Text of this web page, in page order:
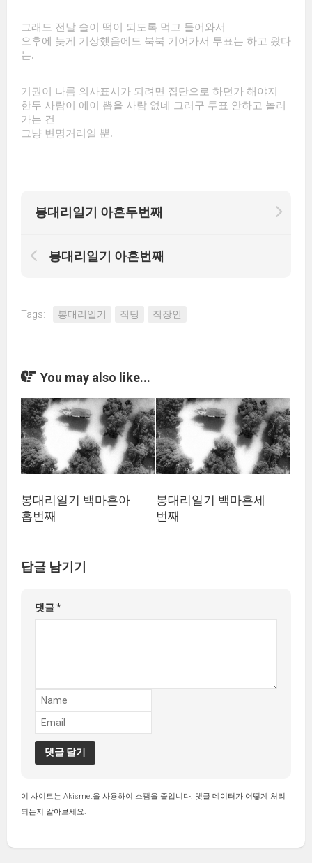
그래도 전날 술이 떡이 되도록 먹고 들어와서
오후에 늦게 기상했음에도 북북 기어가서 투표는 하고 왔다
는.
기권이 나름 의사표시가 되려면 집단으로 하던가 해야지
한두 사람이 에이 뽑을 사람 없네 그러구 투표 안하고 놀러
가는 건
그냥 변명거리일 뿐.
봉대리일기 아흔두번째
봉대리일기 아흔번째
Tags: 봉대리일기 직딩 직장인
You may also like...
봉대리일기 백마흔아
홉번째
봉대리일기 백마흔세
번째
답글 남기기
댓글*
이 사이트는 Akismet을 사용하여 스팸을 줄입니다. 댓글 데이터가 어떻게 처리
되는지 알아보세요.